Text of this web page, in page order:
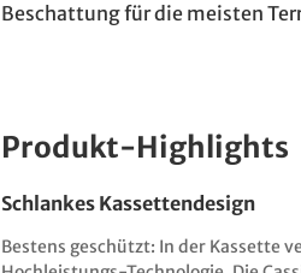
Beschattung für die meisten
Produkt-Highlights
Schlankes Kassettendesign
Bestens geschützt: In der Kassette